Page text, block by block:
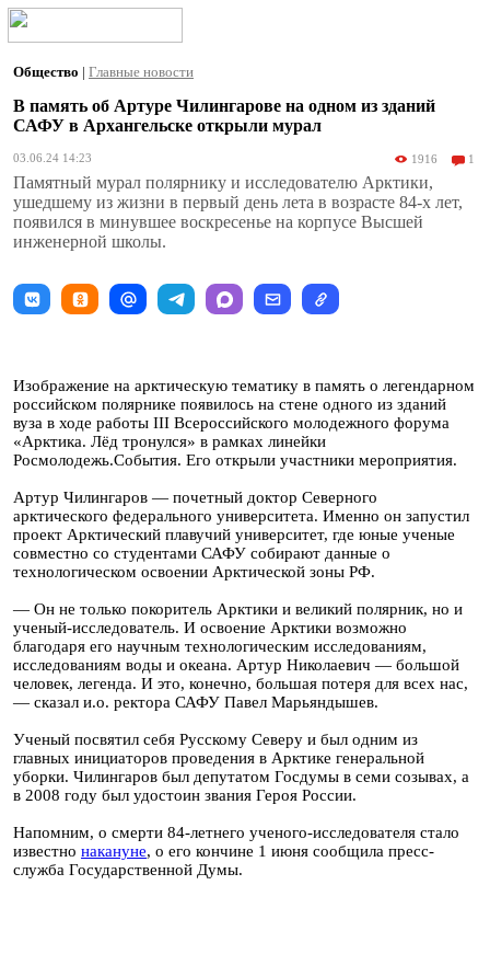
Общество | Главные новости
В память об Артуре Чилингарове на одном из зданий
САФУ в Архангельске открыли мурал
03.06.24 14:23 1916 1
Памятный мурал полярнику и исследователю Арктики,
ушедшему из жизни в первый день лета в возрасте 84-х лет,
появился в минувшее воскресенье на корпусе Высшей
инженерной школы.
Изображение на арктическую тематику в память о легендарном
российском полярнике появилось на стене одного из зданий
вуза в ходе работы III Всероссийского молодежного форума
«Арктика. Лёд тронулся» в рамках линейки
Росмолодежь.События. Его открыли участники мероприятия.
Артур Чилингаров — почетный доктор Северного
арктического федерального университета. Именно он запустил
проект Арктический плавучий университет, где юные ученые
совместно со студентами САФУ собирают данные о
технологическом освоении Арктической зоны РФ.
— Он не только покоритель Арктики и великий полярник, но и
ученый-исследователь. И освоение Арктики возможно
благодаря его научным технологическим исследованиям,
исследованиям воды и океана. Артур Николаевич — большой
человек, легенда. И это, конечно, большая потеря для всех нас,
— сказал и.о. ректора САФУ Павел Марьяндышев.
Ученый посвятил себя Русскому Северу и был одним из
главных инициаторов проведения в Арктике генеральной
уборки. Чилингаров был депутатом Госдумы в семи созывах, а
в 2008 году был удостоин звания Героя России.
Напомним, о смерти 84-летнего ученого-исследователя стало
известно накануне, о его кончине 1 июня сообщила пресс-
служба Государственной Думы.